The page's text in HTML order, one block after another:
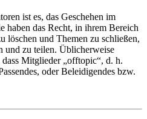
ist es, das Geschehen im
haben das Recht, in ihrem Bereich
löschen und Themen zu schließen,
und zu teilen. Üblicherweise
Mitglieder „offtopic“, d. h.
oder Beleidigendes bzw.